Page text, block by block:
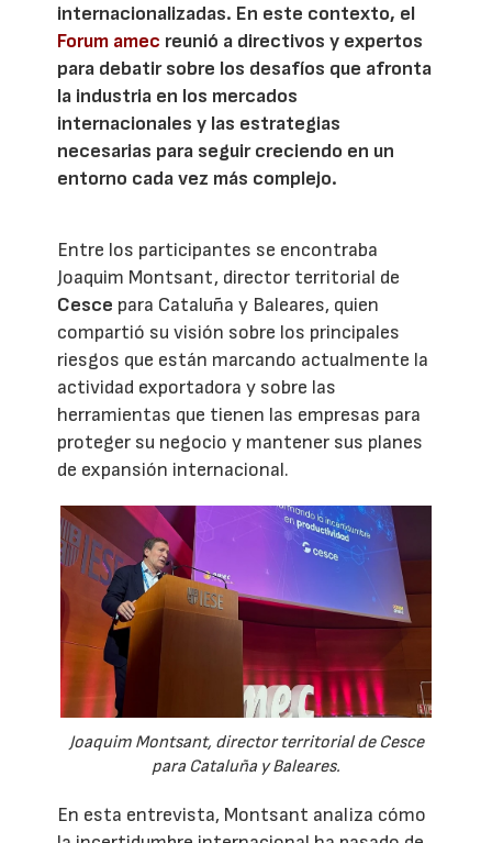
internacionalizadas. En este contexto, el
Forum amec reunió a directivos y expertos
para debatir sobre los desafíos que afronta
la industria en los mercados
internacionales y las estrategias
necesarias para seguir creciendo en un
entorno cada vez más complejo.
Entre los participantes se encontraba
Joaquim Montsant, director territorial de
Cesce para Cataluña y Baleares, quien
compartió su visión sobre los principales
riesgos que están marcando actualmente la
actividad exportadora y sobre las
herramientas que tienen las empresas para
proteger su negocio y mantener sus planes
de expansión internacional.
Joaquim Montsant, director territorial de Cesce
para Cataluña y Baleares.
En esta entrevista, Montsant analiza cómo